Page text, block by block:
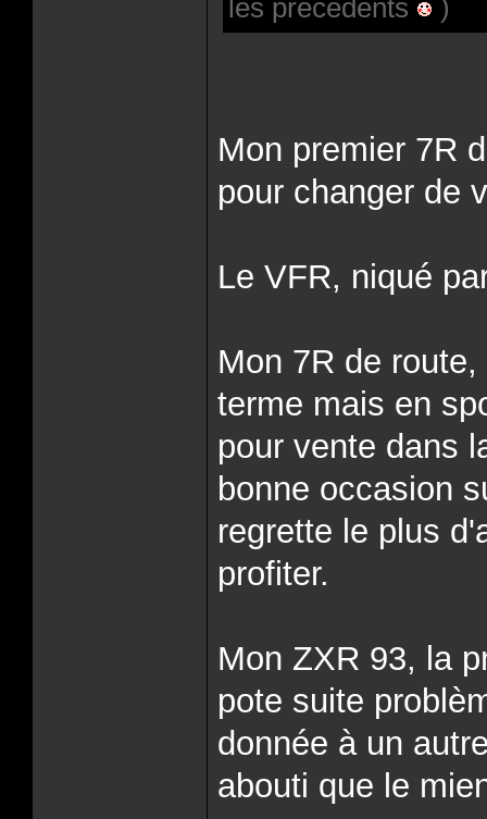
les précédents
)
Mon premier 7R
pour changer de
Le VFR, niqué
Mon 7R de
terme mais en
pour vente dans
bonne occasion
regrette le plus
profiter.
Mon ZXR 93, la
pote suite
donnée à un
abouti que le